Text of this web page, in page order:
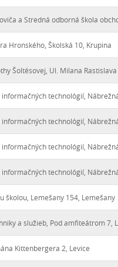
a Stredná odborná škola
Hronského, Školská 10, Krupina
Šoltésovej, Ul. Milana
technológií,
technológií,
technológií,
technológií,
školou, Lemešany 154, Lemešany
a služieb, Pod amfiteátrom 7,
Kittenbergera 2, Levice